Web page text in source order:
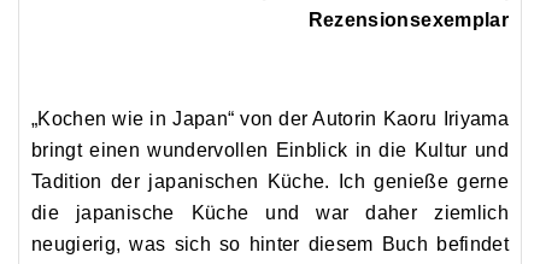
Rezensionsexemplar
„Kochen wie in Japan“ von der Autorin Kaoru Iriyama
bringt einen wundervollen Einblick in die Kultur und
Tadition der japanischen Küche. Ich genieße gerne
die japanische Küche und war daher ziemlich
neugierig, was sich so hinter diesem Buch befindet